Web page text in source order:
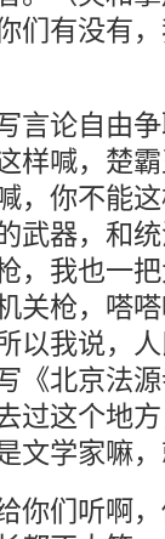
们有没有
言论自由
样喊，楚
，你不能
武器，和
，我也一
关枪，嗒
以我说，
《北京法
过这个地
文学家嘛
你们听啊